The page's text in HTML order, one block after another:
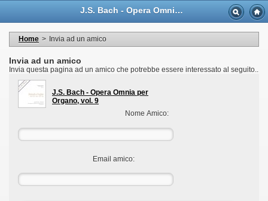
J.S. Bach - Opera Omnia per Organo, vol. 9 - Casa Musicale Eco
Home > Invia ad un amico
Invia ad un amico
Invia questa pagina ad un amico che potrebbe essere interessato al seguito..
J.S. Bach - Opera Omnia per
Organo, vol. 9
Nome Amico:
Email amico:
I miei dati personali
My orders
I miei voucher
Logout